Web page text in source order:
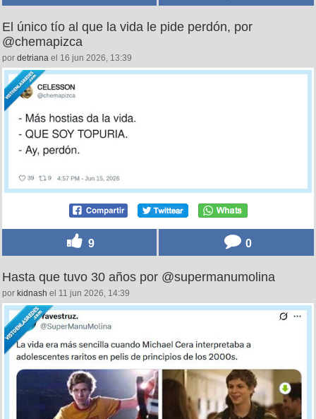
El único tío al que la vida le pide perdón, por
@chemapizca
por detriana el 16 jun 2026, 13:39
9 0
Hasta que tuvo 30 años por @supermanumolina
por kidnash el 11 jun 2026, 14:39